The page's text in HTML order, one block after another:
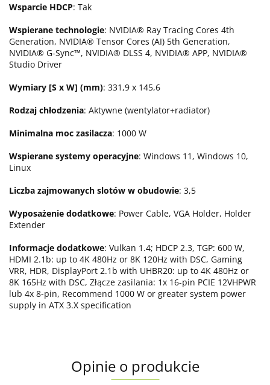
Wsparcie HDCP: Tak
Wspierane technologie: NVIDIA® Ray Tracing Cores 4th
Generation, NVIDIA® Tensor Cores (AI) 5th Generation,
NVIDIA® G-Sync™, NVIDIA® DLSS 4, NVIDIA® APP, NVIDIA®
Studio Driver
Wymiary [S x W] (mm): 331,9 x 145,6
Rodzaj chłodzenia: Aktywne (wentylator+radiator)
Minimalna moc zasilacza: 1000 W
Wspierane systemy operacyjne: Windows 11, Windows 10,
Linux
Liczba zajmowanych slotów w obudowie: 3,5
Wyposażenie dodatkowe: Power Cable, VGA Holder, Holder
Extender
Informacje dodatkowe: Vulkan 1.4; HDCP 2.3, TGP: 600 W,
HDMI 2.1b: up to 4K 480Hz or 8K 120Hz with DSC, Gaming
VRR, HDR, DisplayPort 2.1b with UHBR20: up to 4K 480Hz or
8K 165Hz with DSC, Złącze zasilania: 1x 16-pin PCIE 12VHPWR
lub 4x 8-pin, Recommend 1000 W or greater system power
supply in ATX 3.X specification
Opinie o produkcie